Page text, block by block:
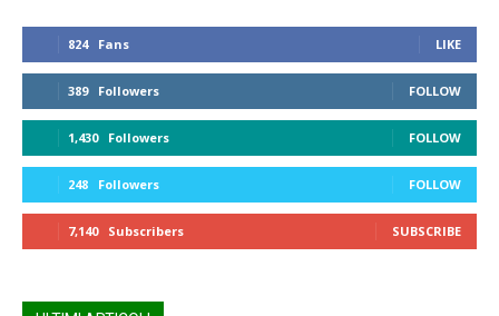
824 Fans LIKE
389 Followers FOLLOW
1,430 Followers FOLLOW
248 Followers FOLLOW
7,140 Subscribers SUBSCRIBE